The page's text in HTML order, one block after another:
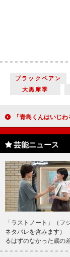
ブラックペアン
大黒摩季
「青島くんはいじわる」“青島”渡辺翔太&“雪乃”中村アンが涙のハグ 「イチャイチャし
芸能ニュース
「ラストノート」（フ
ネタバレを含みます）
るはずのなかった歳の